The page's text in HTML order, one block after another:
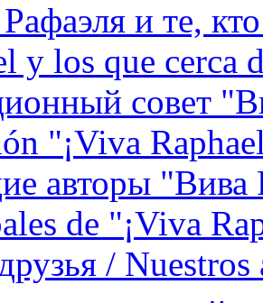
и те,
y los que cerca
совет
"¡Viva
авторы "Вива
de "¡Viva
/ Nuestros